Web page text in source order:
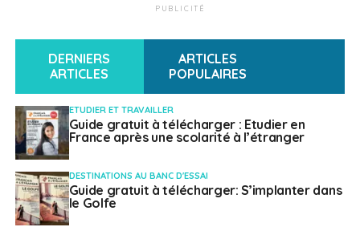
PUBLICITÉ
DERNIERS
ARTICLES
ARTICLES
POPULAIRES
ETUDIER ET TRAVAILLER
Guide gratuit à télécharger : Etudier en
France après une scolarité à l’étranger
DESTINATIONS AU BANC D'ESSAI
Guide gratuit à télécharger: S’implanter dans
le Golfe